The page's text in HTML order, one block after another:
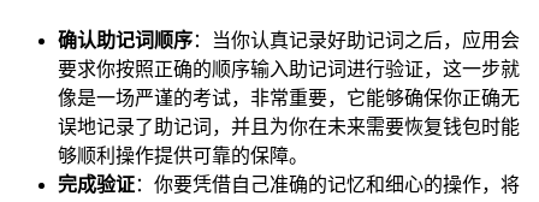
确认助记词顺序：当你认真记录好助记词之后，应用会
要求你按照正确的顺序输入助记词进行验证，这一步就
像是一场严谨的考试，非常重要，它能够确保你正确无
误地记录了助记词，并且为你在未来需要恢复钱包时能
够顺利操作提供可靠的保障。
完成验证：你要凭借自己准确的记忆和细心的操作，将